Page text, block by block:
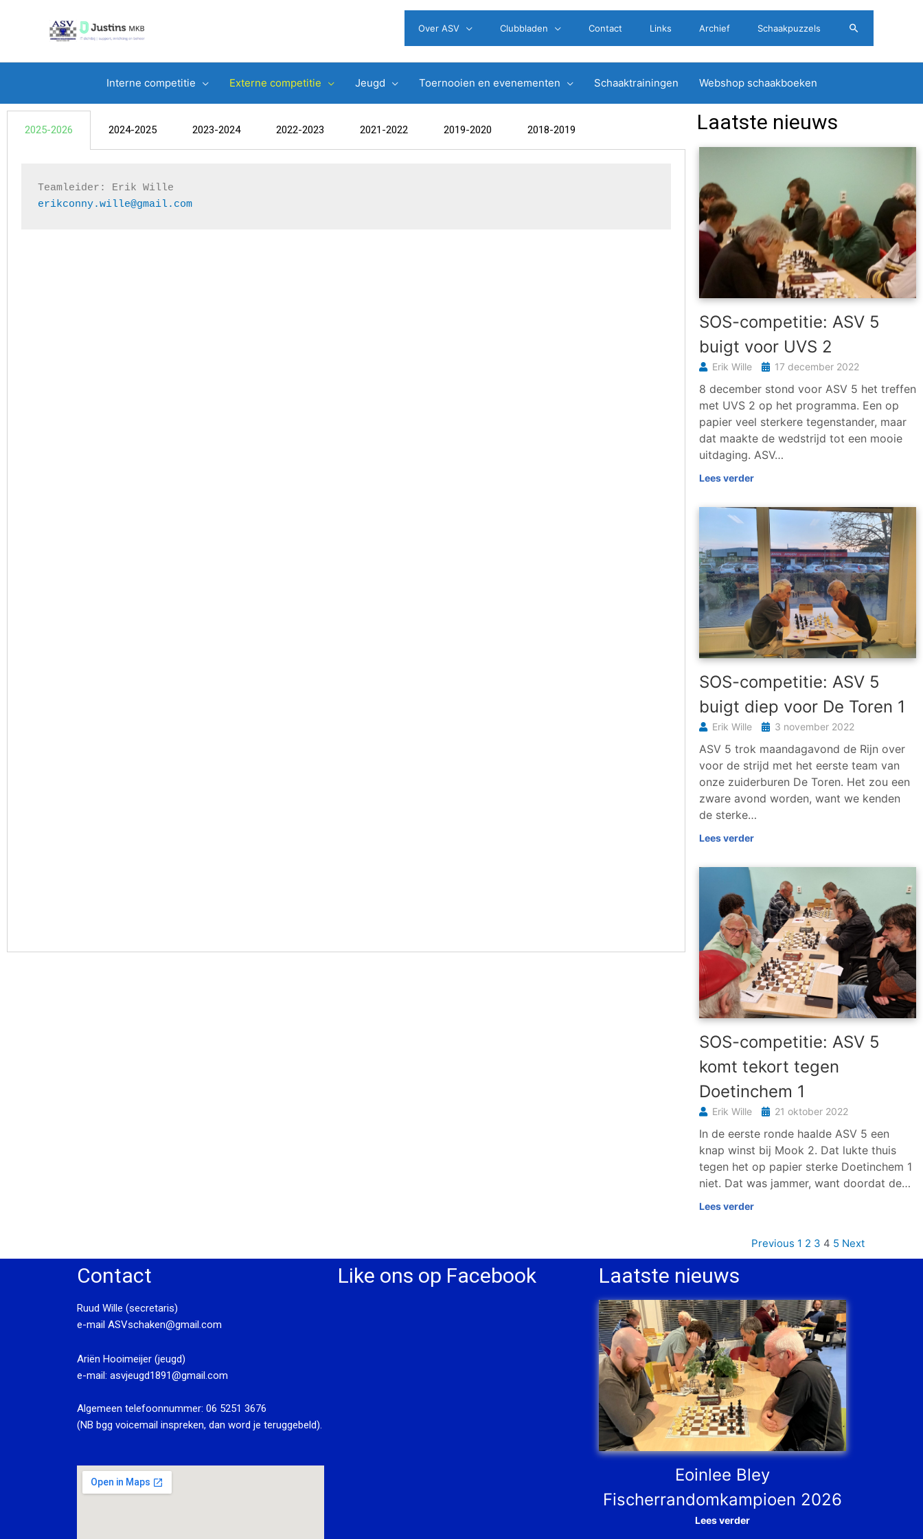
Over ASV Clubbladen Contact Links Archief Schaakpuzzels Zoeken
Interne competitie Externe competitie Jeugd Toernooien en evenementen Schaaktrainingen Webshop schaakboeken
2025-2026 2024-2025 2023-2024 2022-2023 2021-2022 2019-2020 2018-2019
Teamleider: Erik Wille
erikconny.wille@gmail.com
Laatste nieuws
SOS-competitie: ASV 5
buigt voor UVS 2
Erik Wille 17 december 2022
8 december stond voor ASV 5 het treffen
met UVS 2 op het programma. Een op
papier veel sterkere tegenstander, maar
dat maakte de wedstrijd tot een mooie
uitdaging. ASV…
Lees verder
SOS-competitie: ASV 5
buigt diep voor De Toren 1
Erik Wille 3 november 2022
ASV 5 trok maandagavond de Rijn over
voor de strijd met het eerste team van
onze zuiderburen De Toren. Het zou een
zware avond worden, want we kenden
de sterke…
Lees verder
SOS-competitie: ASV 5
komt tekort tegen
Doetinchem 1
Erik Wille 21 oktober 2022
In de eerste ronde haalde ASV 5 een
knap winst bij Mook 2. Dat lukte thuis
tegen het op papier sterke Doetinchem 1
niet. Dat was jammer, want doordat de…
Lees verder
Previous 1 2 3 4 5 Next
Contact
Ruud Wille (secretaris)
e-mail ASVschaken@gmail.com
Ariën Hooimeijer (jeugd)
e-mail: asvjeugd1891@gmail.com
Algemeen telefoonnummer: 06 5251 3676
(NB bgg voicemail inspreken, dan word je teruggebeld).
Like ons op Facebook Laatste nieuws
Eoinlee Bley
Fischerrandomkampioen 2026
Lees verder